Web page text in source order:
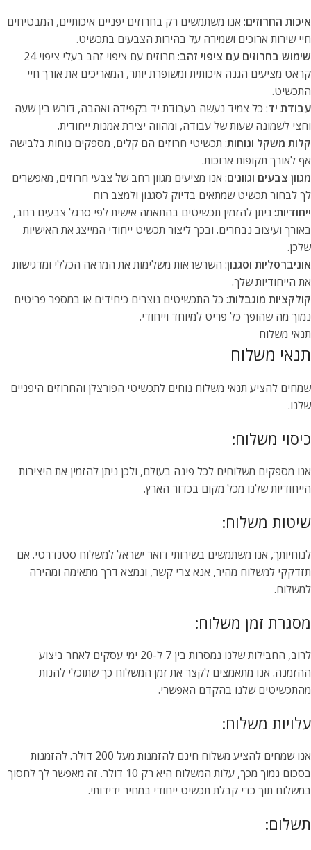
איכות החרוזים: אנו משתמשים רק בחרוזים יפניים איכותיים, המבטיחים
חיי שירות ארוכים ושמירה על בהירות הצבעים בתכשיט.
שימוש בחרוזים עם ציפוי זהב
: חרוזים עם ציפוי זהב בעלי ציפוי 24
קראט מציעים הגנה איכותית ומשופרת יותר, המאריכים את אורך חיי
התכשיט.
עבודת יד: כל צמיד נעשה בעבודת יד בקפידה ואהבה, דורש בין שעה
וחצי לשמונה שעות של עבודה, ומהווה יצירת אמנות ייחודית.
קלות משקל ונוחות: תכשיטי חרוזים הם קלים, מספקים נוחות בלבישה
אף לאורך תקופות ארוכות.
מגוון צבעים וגוונים: אנו מציעים מגוון רחב של צבעי חרוזים, מאפשרים
לך לבחור תכשיט שמתאים בדיוק לסגנון ולמצב רוח
ייחודיות: ניתן להזמין תכשיטים בהתאמה אישית לפי סרגל צבעים רחב,
באורך ועיצוב נבחרים. ובכך ליצור תכשיט ייחודי המייצג את האישיות
שלכן.
אוניברסליות וסגנון: השרשראות משלימות את המראה הכללי ומדגישות
את הייחודיות שלך.
קולקציות מוגבלות: כל התכשיטים נוצרים כיחידים או במספר פריטים
נמוך מה שהופך כל פריט למיוחד וייחודי.
תנאי משלוח
תנאי משלוח
שמחים להציע תנאי משלוח נוחים לתכשיטי הפורצלן והחרוזים היפניים
שלנו.
כיסוי משלוח:
אנו מספקים משלוחים לכל פינה בעולם, ולכן ניתן להזמין את היצירות
הייחודיות שלנו מכל מקום בכדור הארץ.
שיטות משלוח:
לנוחיותך, אנו משתמשים בשירותי דואר ישראל למשלוח סטנדרטי. אם
תזדקקי למשלוח מהיר, אנא צרי קשר, ונמצא דרך מתאימה ומהירה
למשלוח.
מסגרת זמן משלוח:
לרוב, החבילות שלנו נמסרות בין 7 ל-20 ימי עסקים לאחר ביצוע
ההזמנה. אנו מתאמצים לקצר את זמן המשלוח כך שתוכלי להנות
מהתכשיטים שלנו בהקדם האפשרי.
עלויות משלוח:
אנו שמחים להציע משלוח חינם להזמנות מעל 200 דולר. להזמנות
בסכום נמוך מכך, עלות המשלוח היא רק 10 דולר. זה מאפשר לך לחסוך
במשלוח תוך כדי קבלת תכשיט ייחודי במחיר ידידותי.
תשלום: